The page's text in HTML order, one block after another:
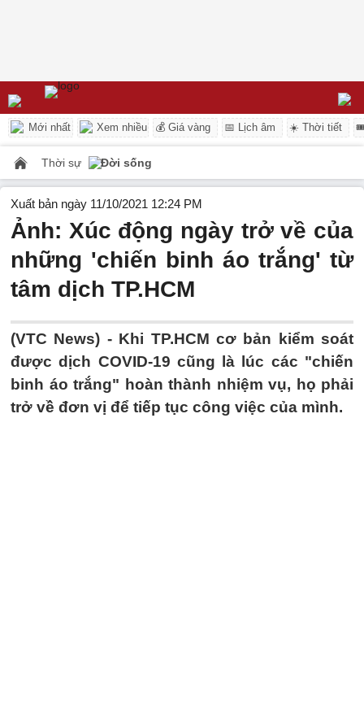
Mới nhất Xem nhiều 💰 Giá vàng 📅 Lịch âm ☀️ Thời tiết
Thời sự Đời sống
Xuất bản ngày 11/10/2021 12:24 PM
Ảnh: Xúc động ngày trở về của
những 'chiến binh áo trắng' từ
tâm dịch TP.HCM
(VTC News) - Khi TP.HCM cơ bản kiểm soát
được dịch COVID-19 cũng là lúc các "chiến
binh áo trắng" hoàn thành nhiệm vụ, họ phải
trở về đơn vị để tiếp tục công việc của mình.